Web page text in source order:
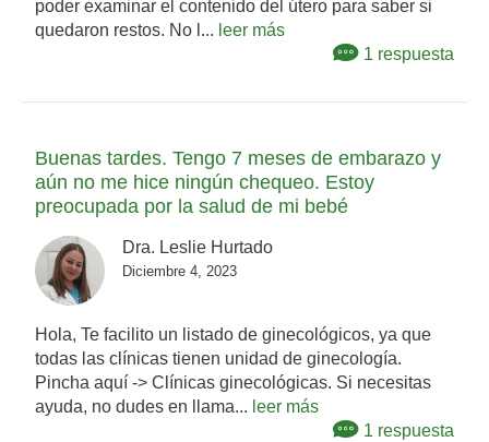
poder examinar el contenido del útero para saber si
quedaron restos. No l... leer más
1 respuesta
Buenas tardes. Tengo 7 meses de embarazo y
aún no me hice ningún chequeo. Estoy
preocupada por la salud de mi bebé
Dra. Leslie Hurtado
Diciembre 4, 2023
Hola, Te facilito un listado de ginecológicos, ya que
todas las clínicas tienen unidad de ginecología.
Pincha aquí -> Clínicas ginecológicas. Si necesitas
ayuda, no dudes en llama... leer más
1 respuesta